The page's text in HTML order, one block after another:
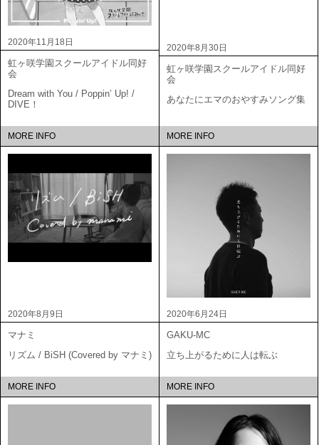
2020年11月18日
虹ヶ咲学園スクールアイドル同好
会
Dream with You / Poppin’ Up! /
DIVE！
MORE INFO
2020年8月30日
虹ヶ咲学園スクールアイドル同好
会
あなたにエマのおやすみソング集
MORE INFO
2020年8月9日
マナミ
リズム / BiSH (Covered by マナミ)
MORE INFO
2020年6月24日
GAKU-MC
立ち上がるために人は転ぶ
MORE INFO